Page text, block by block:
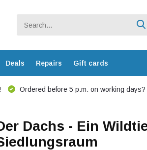
Deals Repairs Gift cards
Ordered before 5 p.m. on working
Dachs - Ein